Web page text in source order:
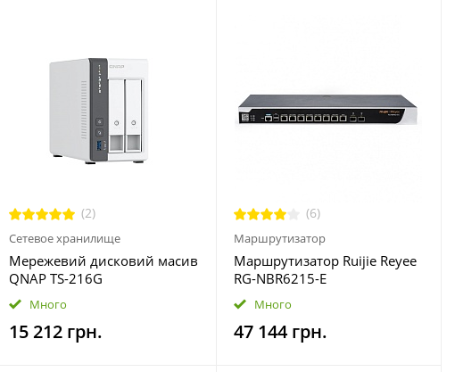
(2)
Сетевое хранилище
Мережевий дисковий масив
QNAP TS-216G
Много
15 212 грн.
(6)
Маршрутизатор
Маршрутизатор Ruijie Reyee
RG-NBR6215-E
Много
47 144 грн.